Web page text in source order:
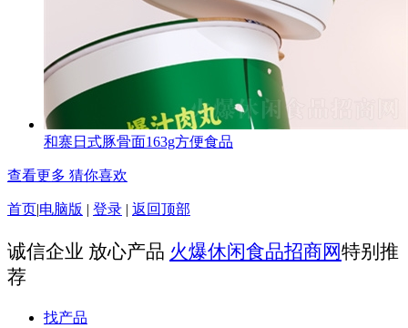
和寨日式豚骨面163g方便食品
查看更多 猜你喜欢
首页|电脑版 | 登录 | 返回顶部
诚信企业 放心产品 火爆休闲食品招商网特别推
荐
找产品